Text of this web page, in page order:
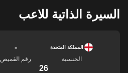
السيرة الذاتية للاعب
المملكة المتحدة
الجنسية
-
رقم القميص
26